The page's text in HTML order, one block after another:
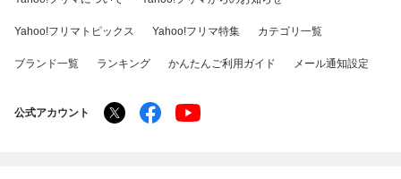
Yahoo!フリマトピックス Yahoo!フリマ特集 カテゴリ一覧
ブランド一覧 ランキング かんたんご利用ガイド メール通知設定
公式アカウント